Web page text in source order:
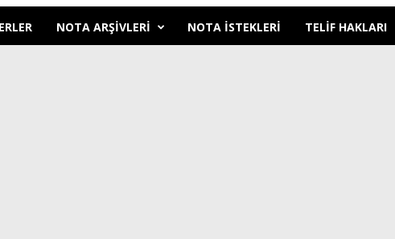
NOTA ARŞIVLERI NOTA ISTEKLERI TELIF HAKLARI